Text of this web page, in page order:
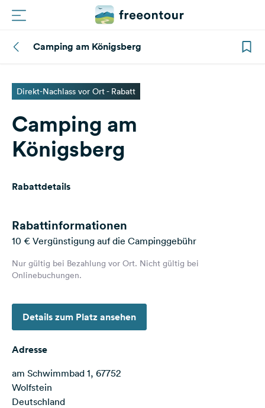
Routen
Plätze
Partner
Registrieren
Newsletter
Fragen &
Feedback
Deutsch
Folge
auf
Social
Media
Camping am Königsberg
Direkt-Nachlass vor Ort - Rabatt
Camping am
Königsberg
Rabattdetails
Rabattinformationen
10 € Vergünstigung auf die Campinggebühr
Nur gültig bei Bezahlung vor Ort. Nicht gültig bei
Onlinebuchungen.
Details zum Platz ansehen
Adresse
am Schwimmbad 1, 67752
Wolfstein
Deutschland